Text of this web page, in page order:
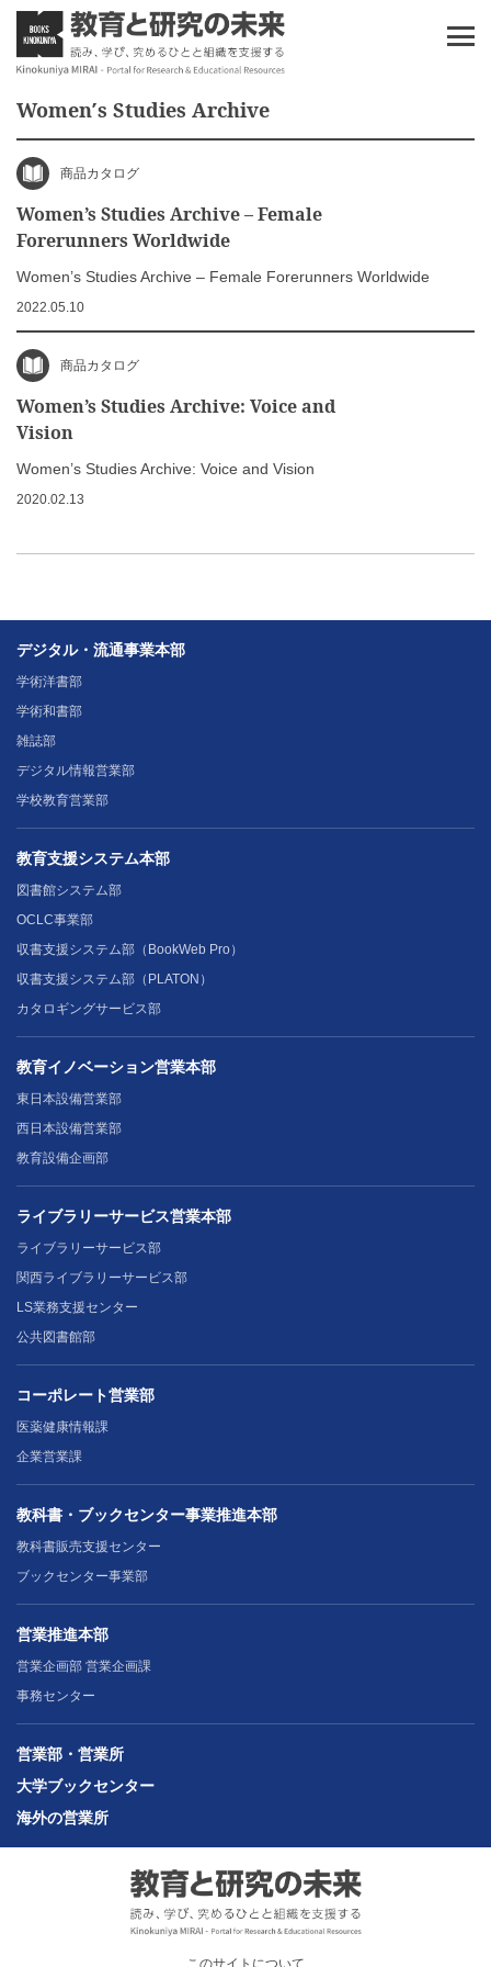
Women′s Studies Archive
商品カタログ
Women’s Studies Archive – Female
Forerunners Worldwide
Women’s Studies Archive – Female Forerunners Worldwide
2022.05.10
商品カタログ
Women’s Studies Archive: Voice and
Vision
Women’s Studies Archive: Voice and Vision
2020.02.13
デジタル・流通事業本部
学術洋書部
学術和書部
雑誌部
デジタル情報営業部
学校教育営業部
教育支援システム本部
図書館システム部
OCLC事業部
収書支援システム部（BookWeb Pro）
収書支援システム部（PLATON）
カタロギングサービス部
教育イノベーション営業本部
東日本設備営業部
西日本設備営業部
教育設備企画部
ライブラリーサービス営業本部
ライブラリーサービス部
関西ライブラリーサービス部
LS業務支援センター
公共図書館部
コーポレート営業部
医薬健康情報課
企業営業課
教科書・ブックセンター事業推進本部
教科書販売支援センター
ブックセンター事業部
営業推進本部
営業企画部 営業企画課
事務センター
営業部・営業所
大学ブックセンター
海外の営業所
このサイトについて